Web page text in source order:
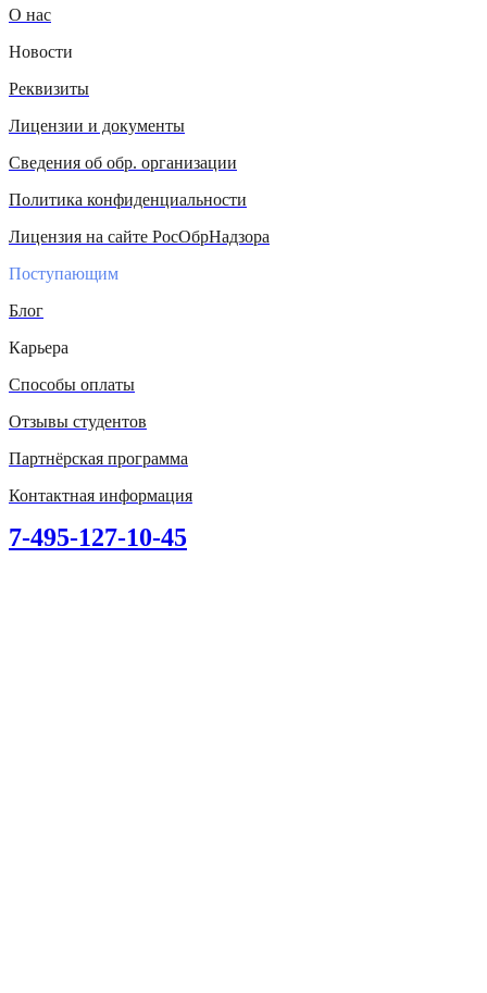
О нас
Новости
Реквизиты
Лицензии и документы
Сведения об обр. организации
Политика конфиденциальности
Лицензия на сайте РосОбрНадзора
Поступающим
Блог
Карьера
Способы оплаты
Отзывы студентов
Партнёрская программа
Контактная информация
7-495-127-10-45